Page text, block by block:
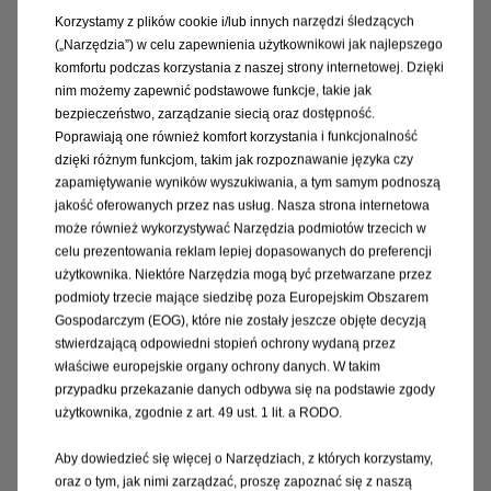
Długość5913 mm
Wysokość3500 mm
Liczba miejsc3
Od 143 687 zł netto
L2S 3.5T Heavy
Długość6368 mm
Wysokość3500 mm
Liczba miejsc3
145 187 zł netto
L3 4.25T Heavy
Długość6663 mm
Korzystamy z plików cookie i/lub innych narzędzi śledzących
(„Narzędzia”) w celu zapewnienia użytkownikowi jak najlepszego
komfortu podczas korzystania z naszej strony internetowej. Dzięki
nim możemy zapewnić podstawowe funkcje, takie jak
bezpieczeństwo, zarządzanie siecią oraz dostępność.
Poprawiają one również komfort korzystania i funkcjonalność
dzięki różnym funkcjom, takim jak rozpoznawanie języka czy
zapamiętywanie wyników wyszukiwania, a tym samym podnoszą
jakość oferowanych przez nas usług. Nasza strona internetowa
może również wykorzystywać Narzędzia podmiotów trzecich w
celu prezentowania reklam lepiej dopasowanych do preferencji
użytkownika. Niektóre Narzędzia mogą być przetwarzane przez
podmioty trzecie mające siedzibę poza Europejskim Obszarem
Gospodarczym (EOG), które nie zostały jeszcze objęte decyzją
stwierdzającą odpowiedni stopień ochrony wydaną przez
właściwe europejskie organy ochrony danych. W takim
przypadku przekazanie danych odbywa się na podstawie zgody
użytkownika, zgodnie z art. 49 ust. 1 lit. a RODO.
Aby dowiedzieć się więcej o Narzędziach, z których korzystamy,
oraz o tym, jak nimi zarządzać, proszę zapoznać się z naszą